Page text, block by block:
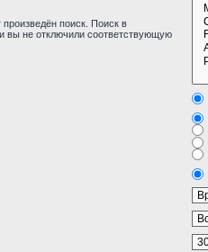
поиск. Поиск в
вы не отключили соответствующую